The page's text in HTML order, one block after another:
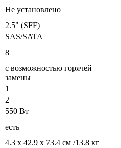
Не установлено
2.5" (SFF)
SAS/SATA
8
с возможностью горячей
замены
1
2
550 Вт
есть
4.3 x 42.9 x 73.4 см /13.8 кг